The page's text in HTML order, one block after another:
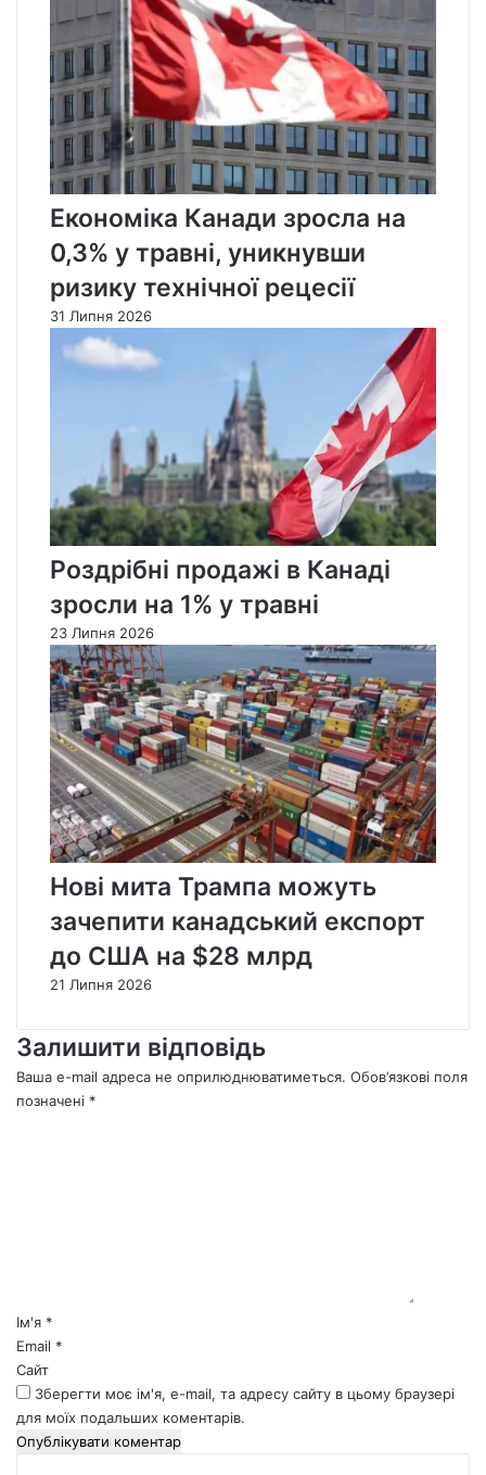
Економіка Канади зросла на
0,3% у травні, уникнувши
ризику технічної рецесії
31 Липня 2026
Роздрібні продажі в Канаді
зросли на 1% у травні
23 Липня 2026
Нові мита Трампа можуть
зачепити канадський експорт
до США на $28 млрд
21 Липня 2026
Залишити відповідь
Ваша e-mail адреса не оприлюднюватиметься. Обов’язкові поля
позначені *
*Ім'я *
Email *
Сайт
Зберегти моє ім'я, e-mail, та адресу сайту в цьому браузері
для моїх подальших коментарів.